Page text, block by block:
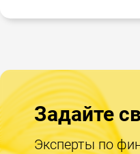
Задайте
Эксперты по